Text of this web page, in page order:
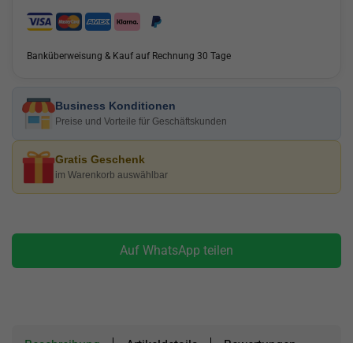
Banküberweisung & Kauf auf Rechnung 30 Tage
Business Konditionen
Preise und Vorteile für Geschäftskunden
Gratis Geschenk
im Warenkorb auswählbar
Auf WhatsApp teilen